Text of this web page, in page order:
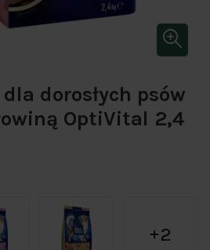
dorosłych psów
OptiVital 2,4
2